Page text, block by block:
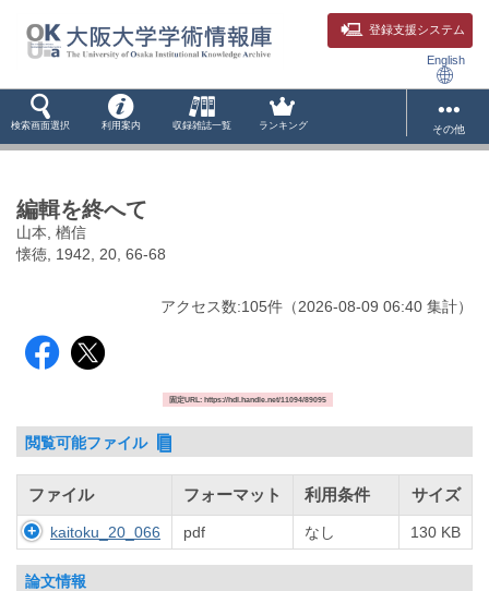
登録支援システム
English
検索画面選択 利用案内 収録雑誌一覧 ランキング その他
編輯を終へて
山本, 楢信
懐徳, 1942, 20, 66-68
アクセス数:105件 （2026-08-09 06:40 集計）
固定URL: https://hdl.handle.net/11094/89095
閲覧可能ファイル
ファイル フォーマット 利用条件 サイズ
kaitoku_20_066 pdf なし 130 KB
論文情報